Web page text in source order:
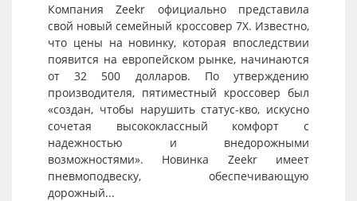
Компания Zeekr официально представила
свой новый семейный кроссовер 7X. Известно,
что цены на новинку, которая впоследствии
появится на европейском рынке, начинаются
от 32 500 долларов. По утверждению
производителя, пятиместный кроссовер был
«создан, чтобы нарушить статус-кво, искусно
сочетая высококлассный комфорт с
надежностью и внедорожными
возможностями». Новинка Zeekr имеет
пневмоподвеску, обеспечивающую
дорожный...